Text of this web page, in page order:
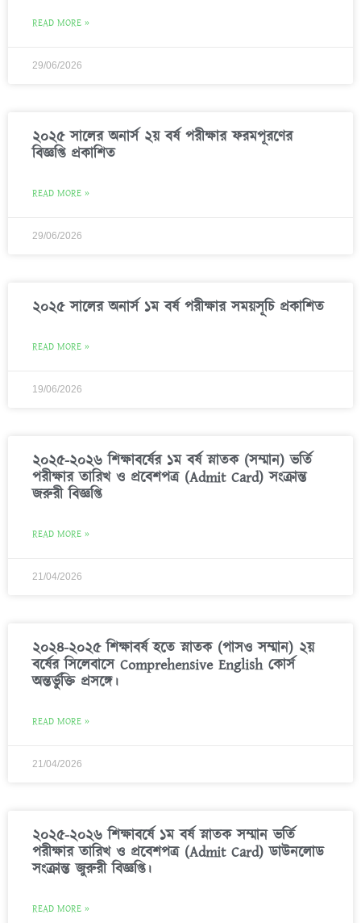
READ MORE »
29/06/2026
২০২৫ সালের অনার্স ২য় বর্ষ পরীক্ষার ফরমপূরণের
বিজ্ঞপ্তি প্রকাশিত
READ MORE »
29/06/2026
২০২৫ সালের অনার্স ১ম বর্ষ পরীক্ষার সময়সূচি প্রকাশিত
READ MORE »
19/06/2026
২০২৫-২০২৬ শিক্ষাবর্ষের ১ম বর্ষ স্নাতক (সম্মান) ভর্তি
পরীক্ষার তারিখ ও প্রবেশপত্র (Admit Card) সংক্রান্ত
জরুরী বিজ্ঞপ্তি
READ MORE »
21/04/2026
২০২৪-২০২৫ শিক্ষাবর্ষ হতে স্নাতক (পাসও সম্মান) ২য়
বর্ষের সিলেবাসে Comprehensive English কোর্স
অন্তর্ভুক্তি প্রসঙ্গে।
READ MORE »
21/04/2026
২০২৫-২০২৬ শিক্ষাবর্ষে ১ম বর্ষ স্নাতক সম্মান ভর্তি
পরীক্ষার তারিখ ও প্রবেশপত্র (Admit Card) ডাউনলোড
সংক্রান্ত জুরুরী বিজ্ঞপ্তি।
READ MORE »